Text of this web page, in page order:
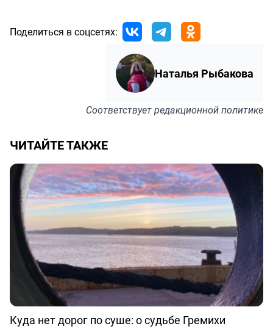
Поделиться в соцсетях:
Наталья Рыбакова
Соответствуетредакционной политике
ЧИТАЙТЕ ТАКЖЕ
Куда нет дорог по суше: о судьбе Гремихи